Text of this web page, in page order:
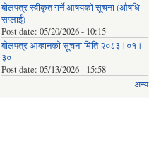
बोलपत्र स्वीकृत गर्ने आषयको सूचना (औषधि
सप्लाई)
Post date: 05/20/2026 - 10:15
बोलपत्र आव्हानको सूचना मिति २०८३।०१।
३०
Post date: 05/13/2026 - 15:58
अन्य